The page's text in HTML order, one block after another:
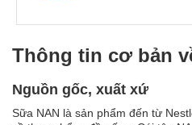
Bé
tắm
Bé
mà
Thông tin cơ bản
Nguồn gốc, xuất xứ
Sữa NAN là sản phẩm đến từ